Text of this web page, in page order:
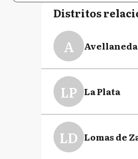
Distritos
A Avellaneda
LP La Plata
LD Lomas de